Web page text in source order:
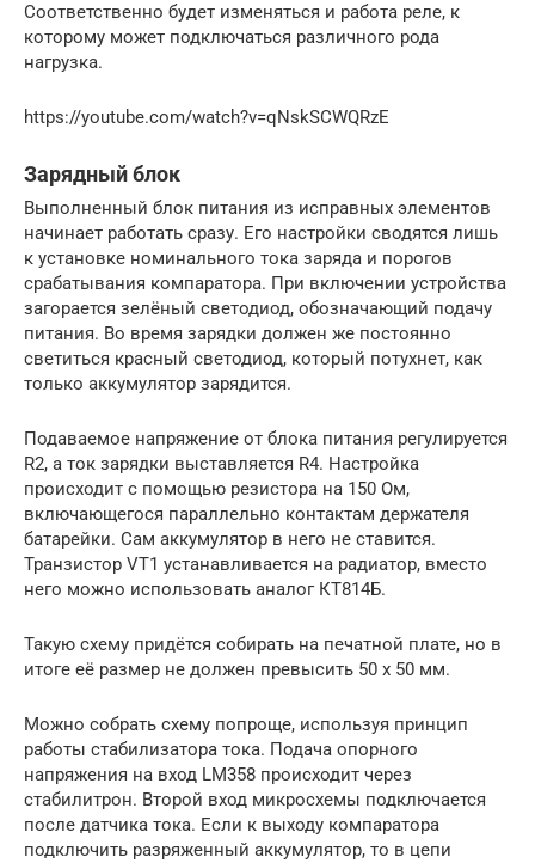
Соответственно будет изменяться и работа реле, к
которому может подключаться различного рода
нагрузка.
https://youtube.com/watch?v=qNskSCWQRzE
Зарядный блок
Выполненный блок питания из исправных элементов
начинает работать сразу. Его настройки сводятся лишь
к установке номинального тока заряда и порогов
срабатывания компаратора. При включении устройства
загорается зелёный светодиод, обозначающий подачу
питания. Во время зарядки должен же постоянно
светиться красный светодиод, который потухнет, как
только аккумулятор зарядится.
Подаваемое напряжение от блока питания регулируется
R2, а ток зарядки выставляется R4. Настройка
происходит с помощью резистора на 150 Ом,
включающегося параллельно контактам держателя
батарейки. Сам аккумулятор в него не ставится.
Транзистор VT1 устанавливается на радиатор, вместо
него можно использовать аналог КТ814Б.
Такую схему придётся собирать на печатной плате, но в
итоге её размер не должен превысить 50 х 50 мм.
Можно собрать схему попроще, используя принцип
работы стабилизатора тока. Подача опорного
напряжения на вход LM358 происходит через
стабилитрон. Второй вход микросхемы подключается
после датчика тока. Если к выходу компаратора
подключить разряженный аккумулятор, то в цепи